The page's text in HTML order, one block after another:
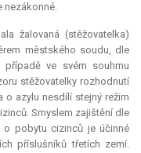
nezákonné.
žalovaná (stěžovatelka)
městského soudu, dle
ve svém souhrnu
stěžovatelky rozhodnutí
o azylu nesdílí stejný režim
Smyslem zajištění dle
o pobytu cizinců je účinné
příslušníků třetích zemí.